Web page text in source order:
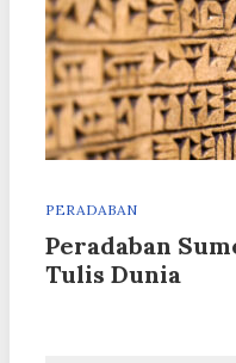
PERADABAN
Peradaban
Tulis Dunia